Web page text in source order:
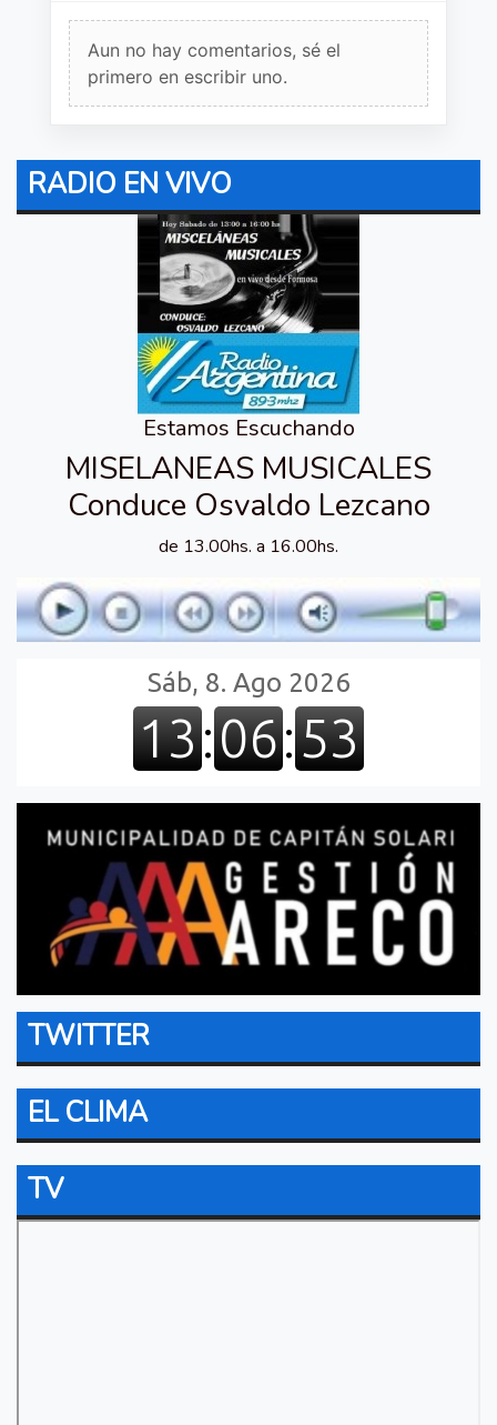
Aun no hay comentarios, sé el
primero en escribir uno.
RADIO EN VIVO
Estamos Escuchando
MISELANEAS MUSICALES
Conduce Osvaldo Lezcano
de 13.00hs. a 16.00hs.
TWITTER
EL CLIMA
TV